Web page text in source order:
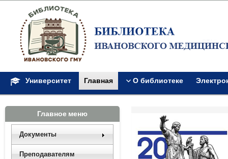
Университет Главная О библиотеке
Главное меню
Документы
Преподавателям